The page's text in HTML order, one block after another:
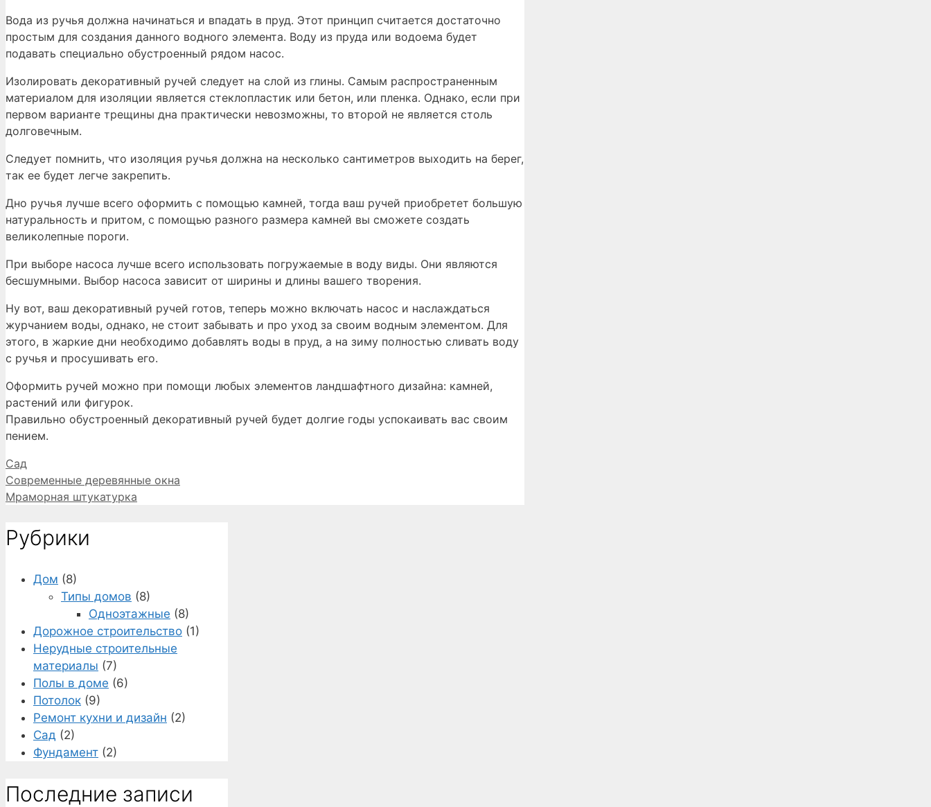
Вода из ручья должна начинаться и впадать в пруд. Этот принцип считается достаточно
простым для создания данного водного элемента. Воду из пруда или водоема будет
подавать специально обустроенный рядом насос.
Изолировать декоративный ручей следует на слой из глины. Самым распространенным
материалом для изоляции является стеклопластик или бетон, или пленка. Однако, если при
первом варианте трещины дна практически невозможны, то второй не является столь
долговечным.
Следует помнить, что изоляция ручья должна на несколько сантиметров выходить на берег,
так ее будет легче закрепить.
Дно ручья лучше всего оформить с помощью камней, тогда ваш ручей приобретет большую
натуральность и притом, с помощью разного размера камней вы сможете создать
великолепные пороги.
При выборе насоса лучше всего использовать погружаемые в воду виды. Они являются
бесшумными. Выбор насоса зависит от ширины и длины вашего творения.
Ну вот, ваш декоративный ручей готов, теперь можно включать насос и наслаждаться
журчанием воды, однако, не стоит забывать и про уход за своим водным элементом. Для
этого, в жаркие дни необходимо добавлять воды в пруд, а на зиму полностью сливать воду
с ручья и просушивать его.
Оформить ручей можно при помощи любых элементов ландшафтного дизайна: камней,
растений или фигурок.
Правильно обустроенный декоративный ручей будет долгие годы успокаивать вас своим
пением.
Рубрики
Сад
Современные деревянные окна
Мраморная штукатурка
Рубрики
Дом (8)
Типы домов (8)
Одноэтажные (8)
Дорожное строительство (1)
Нерудные строительные
материалы (7)
Полы в доме (6)
Потолок (9)
Ремонт кухни и дизайн (2)
Сад (2)
Фундамент (2)
Последние записи